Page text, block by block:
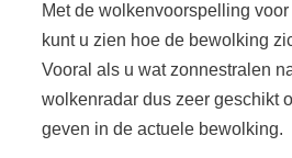
Met de wolkenvoorspelling
kunt u zien hoe de bewolking
Vooral als u wat zonnestralen
wolkenradar dus zeer geschikt
geven in de actuele bewolking.